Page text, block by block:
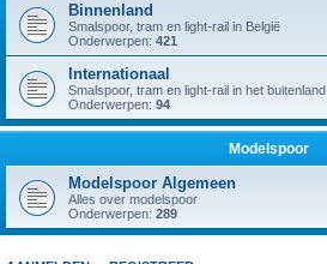
Binnenland
Smalspoor, tram en light-rail in België
Onderwerpen: 421
Internationaal
Smalspoor, tram en light-rail in het buitenland
Onderwerpen: 94
Modelspoor
Modelspoor Algemeen
Alles over modelspoor
Onderwerpen: 289